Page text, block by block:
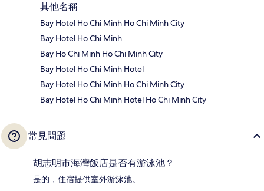
其他名稱
Bay Hotel Ho Chi Minh Ho Chi Minh City
Bay Hotel Ho Chi Minh
Bay Ho Chi Minh Ho Chi Minh City
Bay Hotel Ho Chi Minh Hotel
Bay Hotel Ho Chi Minh Ho Chi Minh City
Bay Hotel Ho Chi Minh Hotel Ho Chi Minh City
常見問題
胡志明市海灣飯店是否有游泳池？
是的，住宿提供室外游泳池。